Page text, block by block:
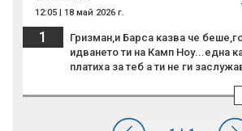
12:05 | 18 май 2026 г.
1
Гризман,и Барса казва че
идването ти на Камп Ноу...една
платиха за теб а ти не ги